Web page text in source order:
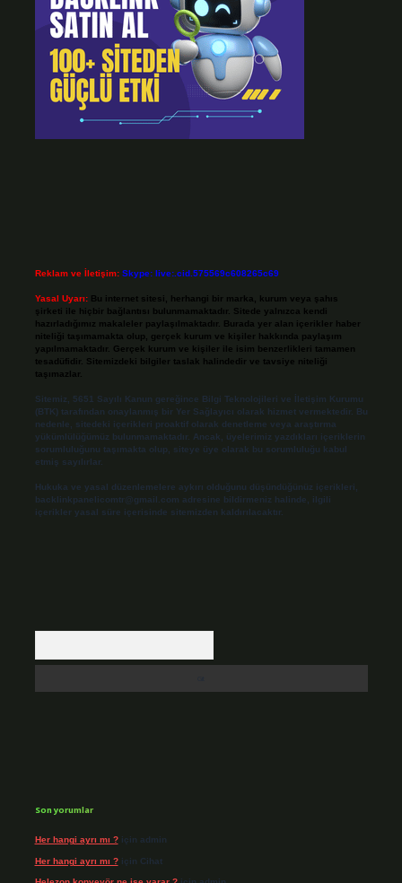
Reklam ve İletişim: Skype: live:.cid.575569c608265c69
Yasal Uyarı: Bu internet sitesi, herhangi bir marka, kurum veya şahıs
şirketi ile hiçbir bağlantısı bulunmamaktadır. Sitede yalnızca kendi
hazırladığımız makaleler paylaşılmaktadır. Burada yer alan içerikler haber
niteliği taşımamakta olup, gerçek kurum ve kişiler hakkında paylaşım
yapılmamaktadır. Gerçek kurum ve kişiler ile isim benzerlikleri tamamen
tesadüfidir. Sitemizdeki bilgiler taslak halindedir ve tavsiye niteliği
taşımazlar.
Sitemiz, 5651 Sayılı Kanun gereğince Bilgi Teknolojileri ve İletişim Kurumu
(BTK) tarafından onaylanmış bir Yer Sağlayıcı olarak hizmet vermektedir. Bu
nedenle, sitedeki içerikleri proaktif olarak denetleme veya araştırma
yükümlülüğümüz bulunmamaktadır. Ancak, üyelerimiz yazdıkları içeriklerin
sorumluluğunu taşımakta olup, siteye üye olarak bu sorumluluğu kabul
etmiş sayılırlar.
Hukuka ve yasal düzenlemelere aykırı olduğunu düşündüğünüz içerikleri,
backlinkpanelicomtr@gmail.com adresine bildirmeniz halinde, ilgili
içerikler yasal süre içerisinde sitemizden kaldırılacaktır.
Son yorumlar
Her hangi ayrı mı ?için admin
Her hangi ayrı mı ?için Cihat